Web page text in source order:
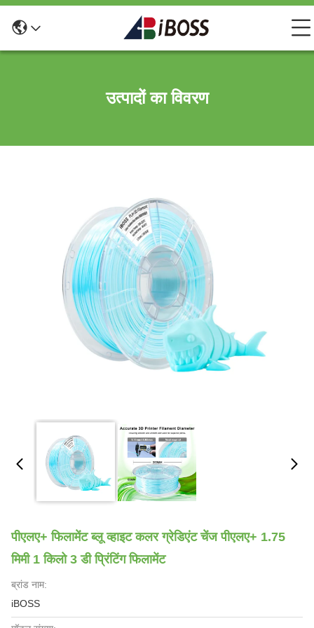
उत्पादों का विवरण
पीएलए+ फिलामेंट ब्लू व्हाइट कलर ग्रेडिएंट चेंज पीएलए+ 1.75
मिमी 1 किलो 3 डी प्रिंटिंग फिलामेंट
ब्रांड नाम:
iBOSS